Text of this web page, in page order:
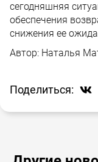
сегодняшняя
обеспечения
снижения ее
Автор: Наталья
Поделиться: